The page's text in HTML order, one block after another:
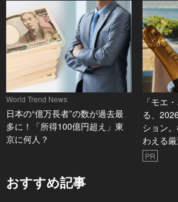
World Trend News
日本の“億万長者”の数が過去最
多に！「所得100億円超え」東
京に何人？
「モエ
る、
ション
わえる
PR
おすすめ記事